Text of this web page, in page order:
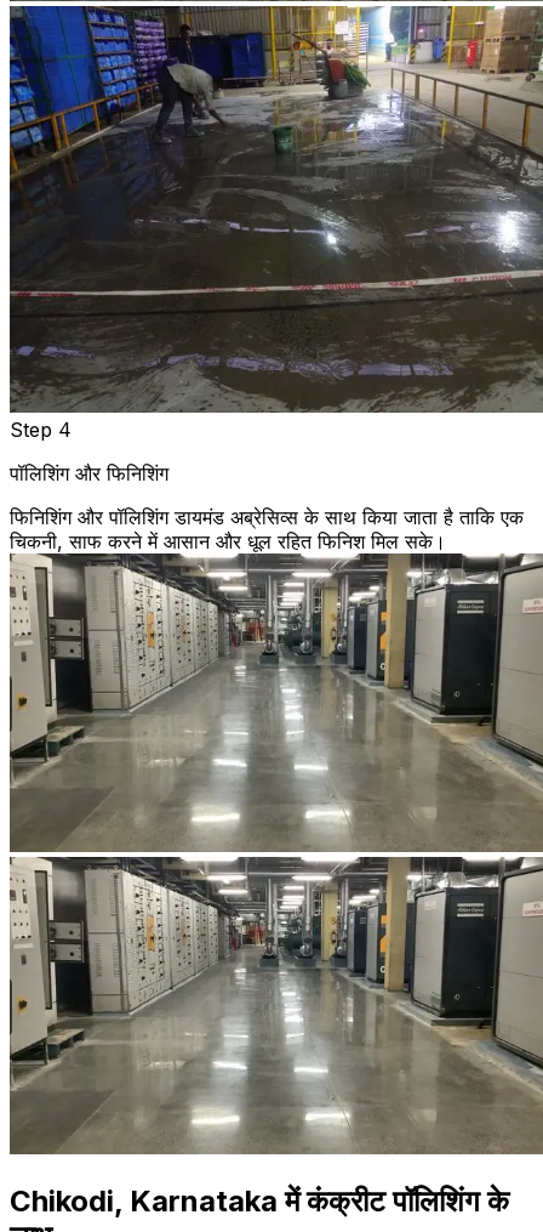
Step 4
पॉलिशिंग और फिनिशिंग
फिनिशिंग और पॉलिशिंग डायमंड अब्रेसिव्स के साथ किया जाता है ताकि एक
चिकनी, साफ करने में आसान और धूल रहित फिनिश मिल सके।
Chikodi, Karnataka में कंक्रीट पॉलिशिंग के